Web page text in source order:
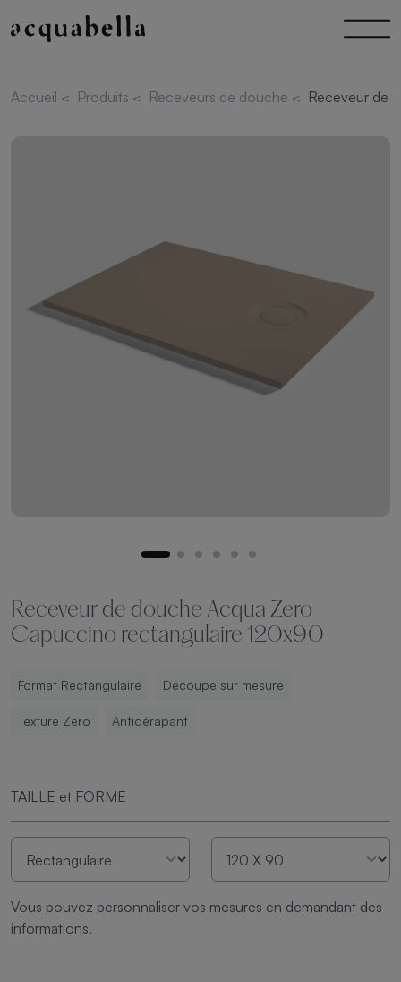
Accueil < Produits < Receveurs de douche < Receveur de
Receveur de douche Acqua Zero
Capuccino rectangulaire 120x90
Format Rectangulaire Découpe sur mesure
Texture Zero Antidérapant
TAILLE et FORME
Vous pouvez personnaliser vos mesures en demandant des
informations.